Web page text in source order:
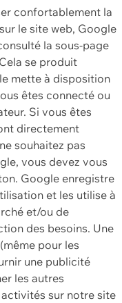
confortablement la
le site web, Google
la sous-page
se produit
mette à disposition
êtes connecté ou
Si vous êtes
directement
souhaitez pas
vous devez vous
Google enregistre
et les utilise à
et/ou de
des besoins. Une
pour les
une publicité
les autres
sur notre site